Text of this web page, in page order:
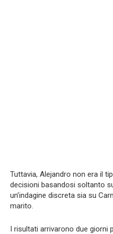
Tuttavia, Alejandro non era il
decisioni basandosi soltanto
un’indagine discreta sia su
marito.
I risultati arrivarono due giorni